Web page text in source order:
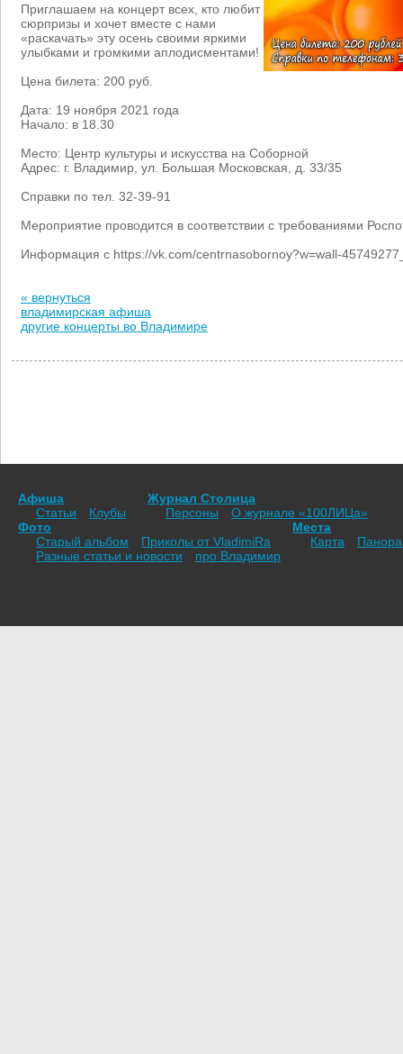
Приглашаем на концерт всех, кто любит
сюрпризы и хочет вместе с нами
«раскачать» эту осень своими яркими
улыбками и громкими аплодисментами!
Цена билета: 200 руб.
Дата: 19 ноября 2021 года
Начало: в 18.30
Место: Центр культуры и искусства на Соборной
Адрес: г. Владимир, ул. Большая Московская, д. 33/35
Справки по тел. 32-39-91
Мероприятие проводится в соответствии с требованиями
Информация с https://vk.com/centrnasobornoy?w=wall-
« вернуться
владимирская афиша
другие концерты во Владимире
Афиша
Статьи
Клубы
Журнал Столица
Персоны
О журнале «100ЛИЦа»
Фото
Старый альбом
Приколы от VladimiRа
Места
Карта
Разные статьи и новости
про Владимир